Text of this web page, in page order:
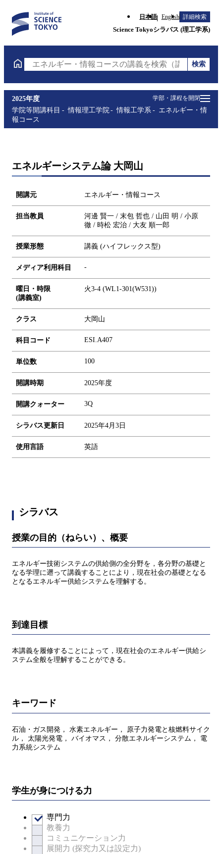
日本語 English 詳細検索
Science Tokyoシラバス (理工学系)
エネルギー・情報コースの講義を検索（講義名・科
検索
学部・課程を開閉
2025年度
学院等開講科目
情報理工学院 情報工学系
エネルギー・情
報コース
エネルギーシステム論 大岡山
開講元 エネルギー・情報コース
担当教員
河邊 賢一 / 末包 哲也 / 山田 明 / 小原
徹 / 時松 宏治 / 大友 順一郎
授業形態 講義 (ハイフレックス型)
メディア利用科目 -
曜日・時限
(講義室)
火3-4 (WL1-301(W531))
クラス 大岡山
科目コード ESI.A407
単位数 100
開講時期 2025年度
開講クォーター 3Q
シラバス更新日 2025年4月3日
使用言語 英語
シラバス
授業の目的（ねらい）、概要
エネルギー技術システムの供給側の全分野を，各分野の基礎と
なる学理に遡って講義することにより，現在社会の基礎となる
となるエネルギー供給システムを理解する。
到達目標
本講義を履修することによって，現在社会のエネルギー供給シ
ステム全般を理解することができる。
キーワード
石油・ガス開発， 水素エネルギー， 原子力発電と核燃料サイク
ル， 太陽光発電， バイオマス， 分散エネルギーシステム， 電
力系統システム
学生が身につける力
専門力
教養力
コミュニケーション力
展開力 (探究力又は設定力)